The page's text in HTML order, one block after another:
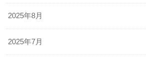
2025年8月
2025年7月